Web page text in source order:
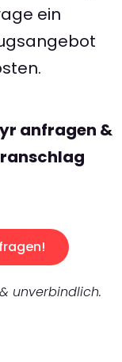
ein
anfragen &
unverbindlich.